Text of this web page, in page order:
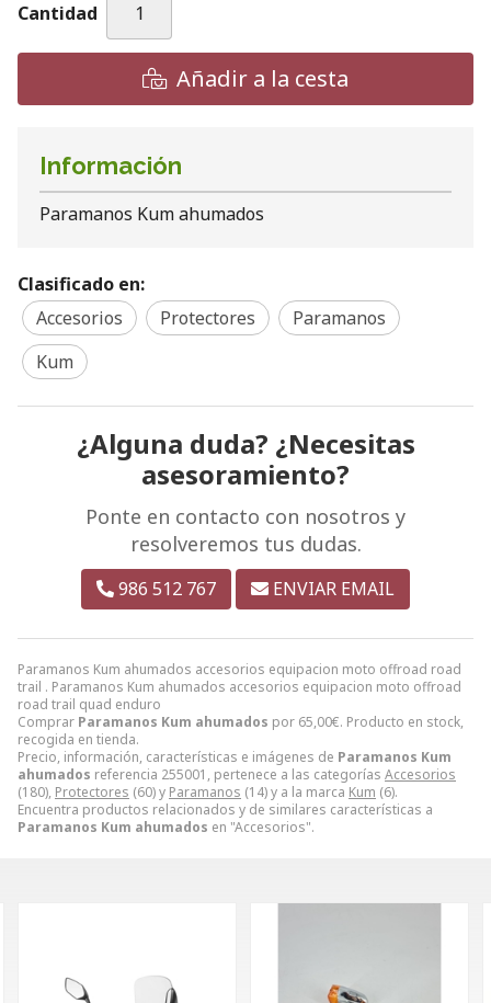
Cantidad
Añadir a la cesta
Paramanos Kum ahumados accesorios equipacion moto offroad road
trail . Paramanos Kum ahumados accesorios equipacion moto offroad
road trail quad enduro
Comprar Paramanos Kum ahumados por 65,00€. Producto en stock,
recogida en tienda.
Precio, información, características e imágenes de Paramanos Kum
ahumados referencia 255001, pertenece a las categorías Accesorios
(180), Protectores (60) y Paramanos (14) y a la marca Kum (6).
Encuentra productos relacionados y de similares características a
Paramanos Kum ahumados en "Accesorios".
Información
Paramanos Kum ahumados
Clasificado en:
Accesorios
Protectores
Paramanos
Kum
¿Alguna duda? ¿Necesitas
asesoramiento?
Ponte en contacto con nosotros y
resolveremos tus dudas.
986 512 767 ENVIAR EMAIL